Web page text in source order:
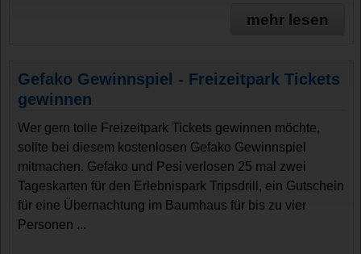
mehr lesen
Gefako Gewinnspiel - Freizeitpark Tickets
gewinnen
Wer gern tolle Freizeitpark Tickets gewinnen möchte,
sollte bei diesem kostenlosen Gefako Gewinnspiel
mitmachen. Gefako und Pesi verlosen 25 mal zwei
Tageskarten für den Erlebnispark Tripsdrill, ein Gutschein
für eine Übernachtung im Baumhaus für bis zu vier
Personen ...